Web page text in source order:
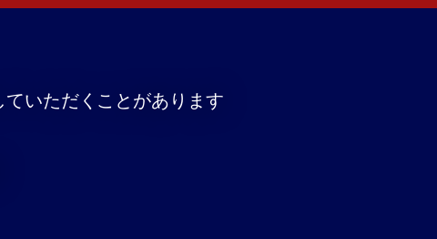
いただくことがあります